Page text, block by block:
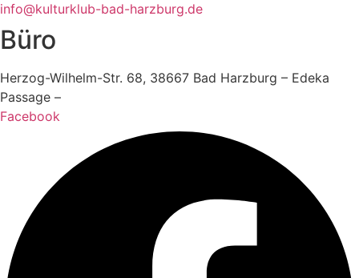
info@kulturklub-bad-harzburg.de
Büro
Herzog-Wilhelm-Str. 68, 38667 Bad Harzburg – Edeka
Passage –
Facebook